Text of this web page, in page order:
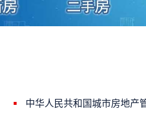
中华人民共和国城市房地产